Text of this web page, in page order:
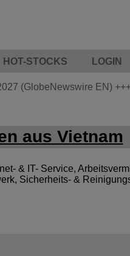
HOT-STOCKS LOGIN
(GlobeNewswire EN)
aus Vietnam
& IT- Service,
Sicherheits- &